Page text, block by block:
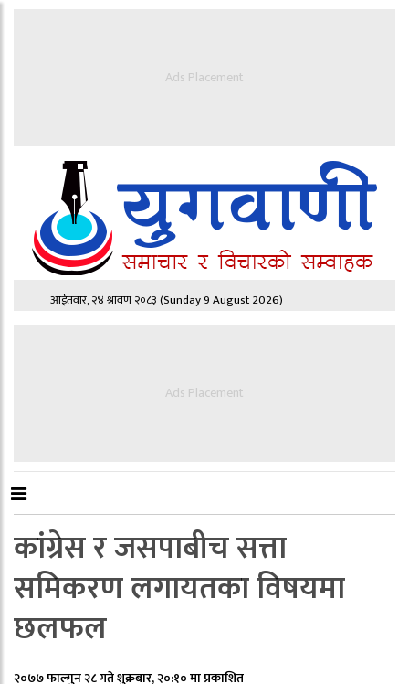
Ads Placement
आईतवार, २४ श्रावण २०८३(Sunday 9 August 2026)
Ads Placement
कांग्रेस र जसपाबीच सत्ता
समिकरण लगायतका विषयमा
छलफल
२०७७ फाल्गुन २८ गते शुक्रबार, २०:१० मा प्रकाशित